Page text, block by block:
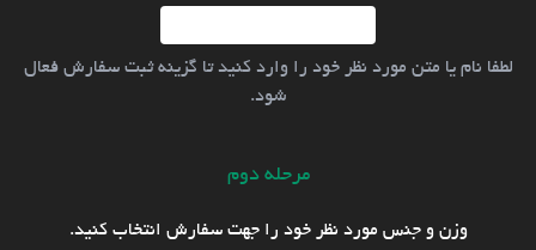
لطفا نام یا متن مورد نظر خود را وارد کنید تا گزینه ثبت سفارش فعال
شود.
مرحله دوم
وزن و جنس مورد نظر خود را جهت سفارش انتخاب کنید.